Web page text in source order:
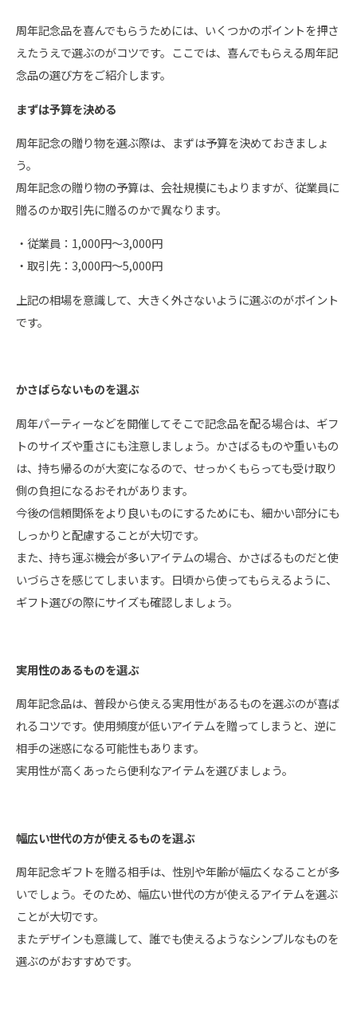
周年記念品を喜んでもらうためには、いくつかのポイントを押さ
えたうえで選ぶのがコツです。ここでは、喜んでもらえる周年記
念品の選び方をご紹介します。
まずは予算を決める
周年記念の贈り物を選ぶ際は、まずは予算を決めておきましょ
う。
周年記念の贈り物の予算は、会社規模にもよりますが、従業員に
贈るのか取引先に贈るのかで異なります。
・従業員：1,000円～3,000円
・取引先：3,000円～5,000円
上記の相場を意識して、大きく外さないように選ぶのがポイント
です。
かさばらないものを選ぶ
周年パーティーなどを開催してそこで記念品を配る場合は、ギフ
トのサイズや重さにも注意しましょう。かさばるものや重いもの
は、持ち帰るのが大変になるので、せっかくもらっても受け取り
側の負担になるおそれがあります。
今後の信頼関係をより良いものにするためにも、細かい部分にも
しっかりと配慮することが大切です。
また、持ち運ぶ機会が多いアイテムの場合、かさばるものだと使
いづらさを感じてしまいます。日頃から使ってもらえるように、
ギフト選びの際にサイズも確認しましょう。
実用性のあるものを選ぶ
周年記念品は、普段から使える実用性があるものを選ぶのが喜ば
れるコツです。使用頻度が低いアイテムを贈ってしまうと、逆に
相手の迷惑になる可能性もあります。
実用性が高くあったら便利なアイテムを選びましょう。
幅広い世代の方が使えるものを選ぶ
周年記念ギフトを贈る相手は、性別や年齢が幅広くなることが多
いでしょう。そのため、幅広い世代の方が使えるアイテムを選ぶ
ことが大切です。
またデザインも意識して、誰でも使えるようなシンプルなものを
選ぶのがおすすめです。